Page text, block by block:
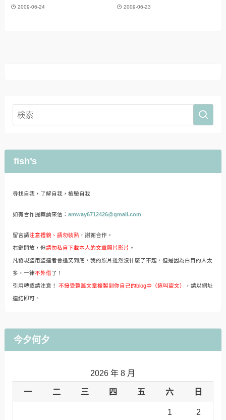
2009-06-24 2009-06-23
fish’s
尋找自我，了解自我，檢驗自我
如有合作提案請來信： amway6712426@gmail.com
留言請注意禮貌、請勿裝熟，謝謝合作。
右鍵開放，但請勿私自下載本人的文章照片影片 。
凡發現盜用盜連者會追究到底，我的照片雖然沒什麼了不起，但是因為白目的人太
多，一律不外借了！
引用轉載請注意！ 不接受整篇文章複製到你自己的blog中（這叫盜文） ，請以網址
連結即可。
今夕何夕
2026 年 8 月
一 二 三 四 五 六 日
1 2